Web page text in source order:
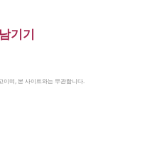
기기
이며, 본 사이트와는 무관합니다.